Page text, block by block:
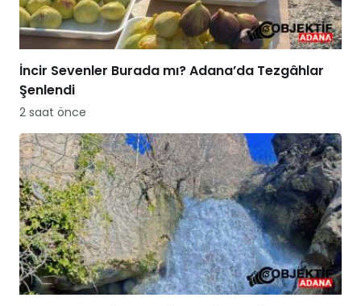
İncir Sevenler Burada mı? Adana’da Tezgâhlar
Şenlendi
2 saat önce